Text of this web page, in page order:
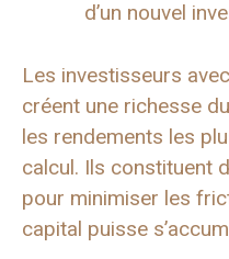
d’un nouvel
Les investisseurs
créent une richesse
les rendements les
calcul. Ils constituent
pour minimiser les
capital puisse